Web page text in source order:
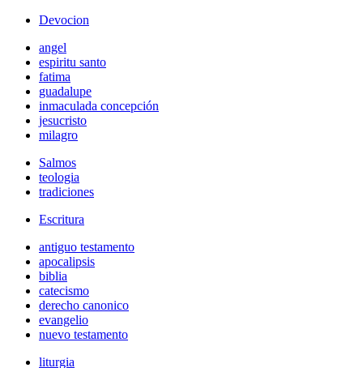
Devocion
angel
espiritu santo
fatima
guadalupe
inmaculada concepción
jesucristo
milagro
Salmos
teologia
tradiciones
Escritura
antiguo testamento
apocalipsis
biblia
catecismo
derecho canonico
evangelio
nuevo testamento
liturgia